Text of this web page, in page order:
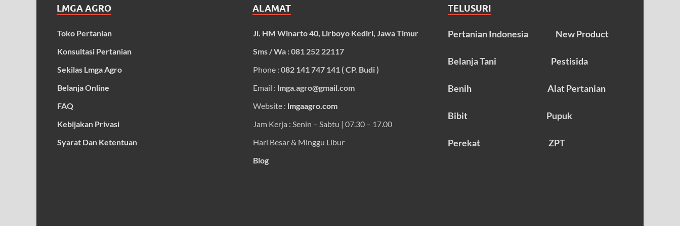
LMGA AGRO
Toko Pertanian
Konsultasi Pertanian
Sekilas Lmga Agro
Belanja Online
FAQ
Kebijakan Privasi
Syarat Dan Ketentuan
ALAMAT
Jl. HM Winarto 40, Lirboyo Kediri, Jawa Timur
Sms / Wa : 081 252 22117
Phone : 082 141 747 141 ( CP. Budi )
Email : lmga.agro@gmail.com
Website : lmgaagro.com
Jam Kerja : Senin – Sabtu | 07.30 – 17.00
Hari Besar & Minggu Libur
Blog
TELUSURI
Pertanian Indonesia New Product
Belanja Tani Pestisida
Benih Alat Pertanian
Bibit Pupuk
Perekat ZPT